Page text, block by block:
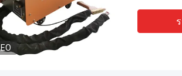
ภัณฑ์ นี้ น่า ซื้อ.